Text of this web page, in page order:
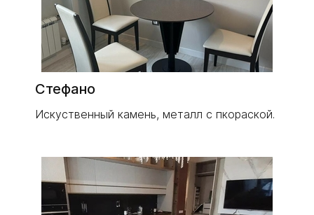
Стефано
Искуственный камень, металл с пкораской.